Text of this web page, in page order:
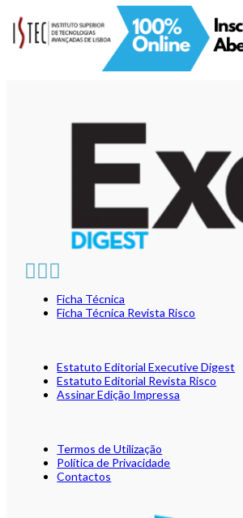
Ficha Técnica
Ficha Técnica Revista Risco
Estatuto Editorial Executive Digest
Estatuto Editorial Revista Risco
Assinar Edição Impressa
Termos de Utilização
Política de Privacidade
Contactos